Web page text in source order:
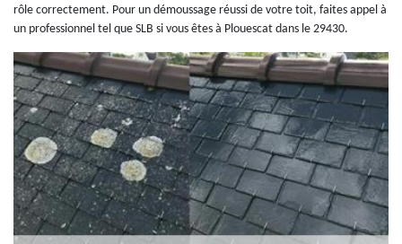
rôle correctement. Pour un démoussage réussi de votre toit, faites appel à
un professionnel tel que SLB si vous êtes à Plouescat dans le 29430.